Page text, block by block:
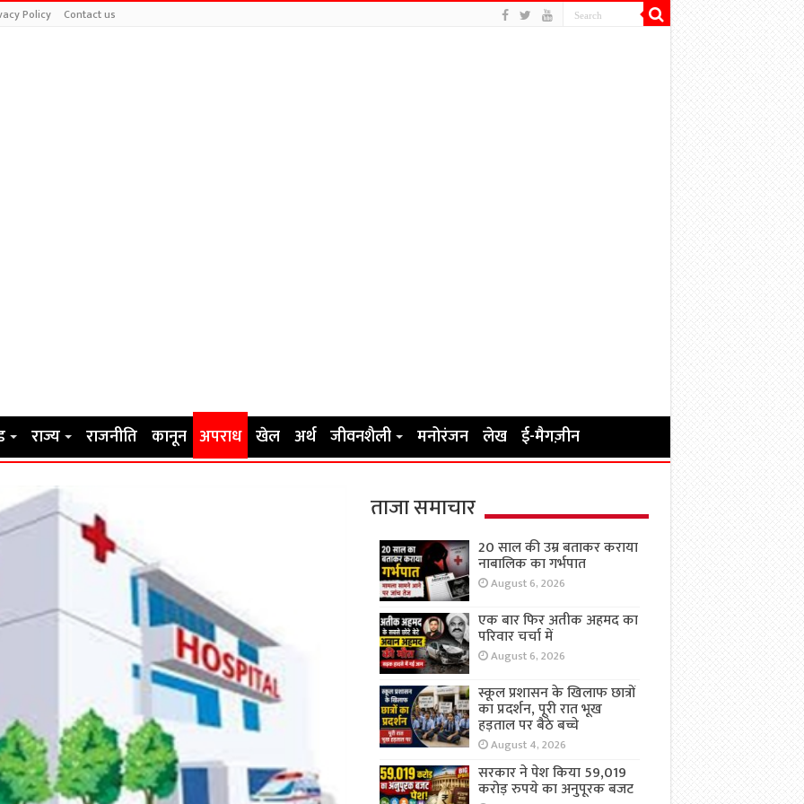
Policy Contact us
राज्य राजनीति कानून अपराध खेल अर्थ जीवनशैली मनोरंजन लेख ई-मैगज़ीन
ताजा समाचार
20 साल की उम्र बताकर कराया
नाबालिक का गर्भपात
August 6, 2026
एक बार फिर अतीक अहमद का
परिवार चर्चा में
August 6, 2026
स्कूल प्रशासन के खिलाफ छात्रों
का प्रदर्शन, पूरी रात भूख
हड़ताल पर बैठे बच्चे
August 4, 2026
सरकार ने पेश किया 59,019
करोड़ रुपये का अनुपूरक बजट